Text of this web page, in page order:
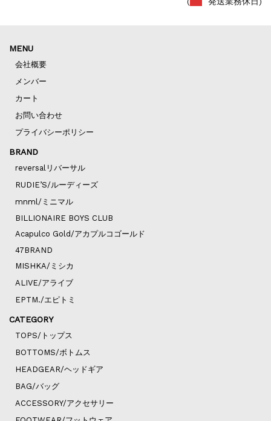
MENU
会社概要
メンバー
カート
お問い合わせ
プライバシーポリシー
BRAND
reversalリバーサル
RUDIE’S/ルーディーズ
mnml/ミニマル
BILLIONAIRE BOYS CLUB
Acapulco Gold/アカプルコゴールド
47BRAND
MISHKA/ミシカ
ALIVE/アライブ
EPTM./エピトミ
CATEGORY
TOPS/トップス
BOTTOMS/ボトムス
HEADGEAR/ヘッドギア
BAG/バッグ
ACCESSORY/アクセサリー